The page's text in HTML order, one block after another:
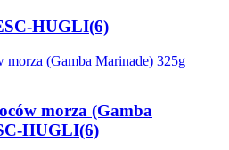
HUGLI(6)
morza (Gamba
HUGLI(6)